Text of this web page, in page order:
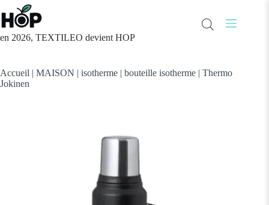
Passer
au
contenu
en 2026, TEXTILEO devient HOP
Accueil | MAISON | isotherme | bouteille isotherme | Thermo
Jokinen